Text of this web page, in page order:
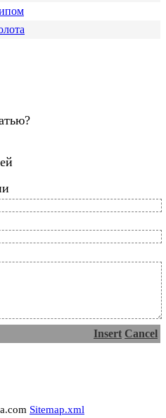
Insert Cancel
Sitemap.xml